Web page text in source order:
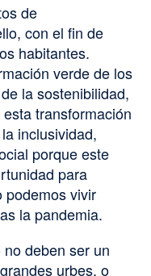
de
con el fin de
habitantes.
verde de los
la sostenibilidad,
transformación
inclusividad,
porque este
para
podemos vivir
la pandemia.
deben ser un
urbes, o